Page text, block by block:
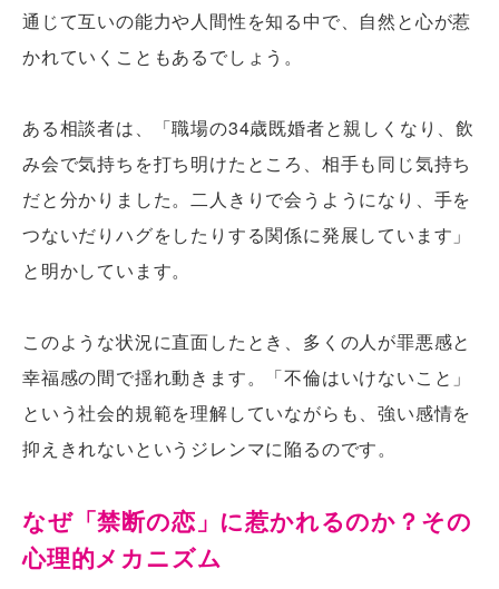
通じて互いの能力や人間性を知る中で、自然と心が惹
かれていくこともあるでしょう。
ある相談者は、「職場の34歳既婚者と親しくなり、飲
み会で気持ちを打ち明けたところ、相手も同じ気持ち
だと分かりました。二人きりで会うようになり、手を
つないだりハグをしたりする関係に発展しています」
と明かしています。
このような状況に直面したとき、多くの人が罪悪感と
幸福感の間で揺れ動きます。「不倫はいけないこと」
という社会的規範を理解していながらも、強い感情を
抑えきれないというジレンマに陥るのです。
なぜ「禁断の恋」に惹かれるのか？その
心理的メカニズム